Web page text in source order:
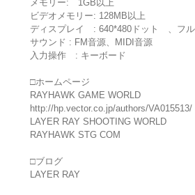
メモリー: 1GB以上
ビデオメモリー: 128MB以上
ディスプレイ : 640*480ドット 、フル
サウンド : FM音源、MIDI音源
入力操作 : キーボード
□ホームページ
RAYHAWK GAME WORLD
http://hp.vector.co.jp/authors/VA015513/
LAYER RAY SHOOTING WORLD
RAYHAWK STG COM
□ブログ
LAYER RAY